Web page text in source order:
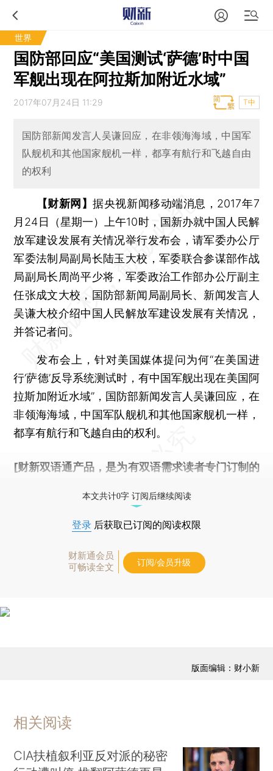
世界
国防部回应“美国测试‘萨德’时中国
军舰出现在阿拉斯加附近水域”
2017年07月24日 11:29 T中
国防部新闻发言人吴谦回应，在非领海海域，中国军
队舰机和其他国家舰机一样，都享有航行和飞越自由
的权利
【财新网】据央视新闻移动端消息，2017年7
月24日（星期一）上午10时，国新办就中国人民解
放军建设发展有关情况举行发布会，请军委办公厅
军委法制局副局长陆玉大校，军委联合参谋部作战
局副局长周尚平少将，军委政治工作部办公厅副主
任张成文大校，国防部新闻局副局长、新闻发言人
吴谦大校介绍中国人民解放军建设发展有关情况，
并答记者问。
发布会上，针对美国媒体提问为何“在美国进
行‘萨德’反导系统测试时，有中国军舰出现在美国阿
拉斯加附近水域”，国防部新闻发言人吴谦回应，在
非领海海域，中国军队舰机和其他国家舰机一样，
都享有航行和飞越自由的权利。
[财新双语通产品，是为有双语需求读者专门订制的
本文共计0字 订阅后继续阅读
登录 后获取已订阅的阅读权限
财新通会员
可畅读全文
订阅/会员升级
版面编辑：财小新
相关阅读
CIA扶植叙利亚反对派的秘密